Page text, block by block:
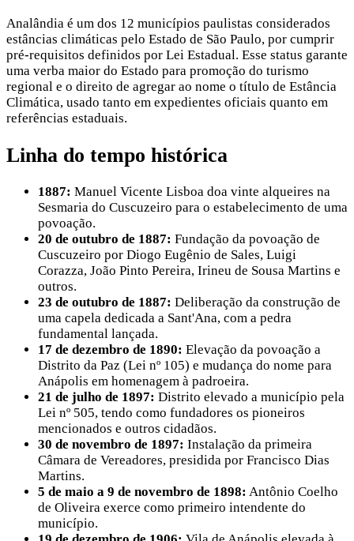
Analândia é um dos 12 municípios paulistas considerados
estâncias climáticas pelo Estado de São Paulo, por cumprir
pré-requisitos definidos por Lei Estadual. Esse status garante
uma verba maior do Estado para promoção do turismo
regional e o direito de agregar ao nome o título de Estância
Climática, usado tanto em expedientes oficiais quanto em
referências estaduais.
Linha do tempo histórica
1887: Manuel Vicente Lisboa doa vinte alqueires na
Sesmaria do Cuscuzeiro para o estabelecimento de uma
povoação.
20 de outubro de 1887: Fundação da povoação de
Cuscuzeiro por Diogo Eugênio de Sales, Luigi
Corazza, João Pinto Pereira, Irineu de Sousa Martins e
outros.
23 de outubro de 1887: Deliberação da construção de
uma capela dedicada a Sant'Ana, com a pedra
fundamental lançada.
17 de dezembro de 1890: Elevação da povoação a
Distrito da Paz (Lei nº 105) e mudança do nome para
Anápolis em homenagem à padroeira.
21 de julho de 1897: Distrito elevado a município pela
Lei nº 505, tendo como fundadores os pioneiros
mencionados e outros cidadãos.
30 de novembro de 1897: Instalação da primeira
Câmara de Vereadores, presidida por Francisco Dias
Martins.
5 de maio a 9 de novembro de 1898: Antônio Coelho
de Oliveira exerce como primeiro intendente do
município.